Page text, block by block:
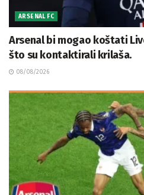
ARSENAL FC
Arsenal bi mogao koštati
što su kontaktirali krilaša.
08/08/2026